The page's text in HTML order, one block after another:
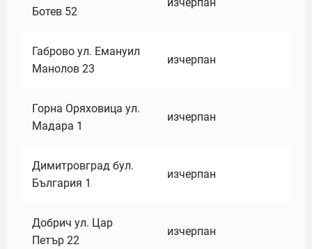
Ботев 52
Габрово ул. Емануил
Манолов 23
изчерпан
Горна Оряховица ул.
Мадара 1
изчерпан
Димитровград бул.
България 1
изчерпан
Добрич ул. Цар
Петър 22
изчерпан